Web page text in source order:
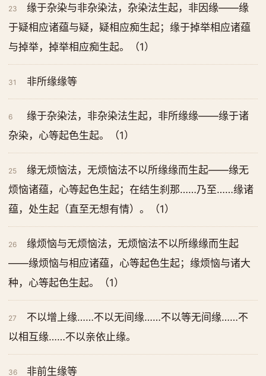
23
缘于杂染与非杂染法，杂染法生起，非因缘——缘
于疑相应诸蕴与疑，疑相应痴生起；缘于掉举相应诸蕴
与掉举，掉举相应痴生起。（1）
31 非所缘缘等
6
缘于杂染法，非杂染法生起，非所缘缘——缘于诸
杂染，心等起色生起。（1）
25
缘无烦恼法，无烦恼法不以所缘缘而生起——缘无
烦恼诸蕴，心等起色生起；在结生刹那……乃至……缘诸
蕴，处生起（直至无想有情）。（1）
26
缘烦恼与无烦恼法，无烦恼法不以所缘缘而生起
——缘烦恼与相应诸蕴，心等起色生起；缘烦恼与诸大
种，心等起色生起。（1）
27
不以增上缘……不以无间缘……不以等无间缘……不
以相互缘……不以亲依止缘。
36 非前生缘等